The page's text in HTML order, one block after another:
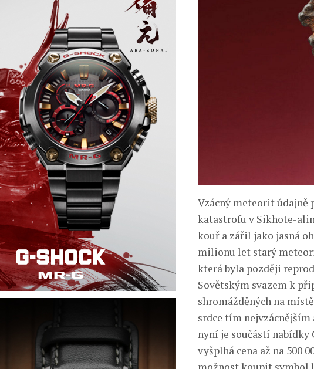
Vzácný meteorit údajně
katastrofu v Sikhote-
kouř a zářil jako jasná
milionu let starý
která byla později
Sovětským svazem k
shromážděných na
srdce tím nejvzácnějším
nyní je součástí nabídky
vyšplhá cena až na 500